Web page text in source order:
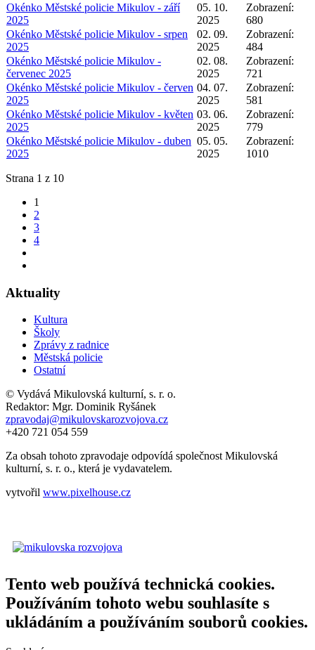
Okénko Městské policie Mikulov - září
2025
05. 10.
2025
Zobrazení:
680
Okénko Městské policie Mikulov - srpen
2025
02. 09.
2025
Zobrazení:
484
Okénko Městské policie Mikulov -
červenec 2025
02. 08.
2025
Zobrazení:
721
Okénko Městské policie Mikulov - červen
2025
04. 07.
2025
Zobrazení:
581
Okénko Městské policie Mikulov - květen
2025
03. 06.
2025
Zobrazení:
779
Okénko Městské policie Mikulov - duben
2025
05. 05.
2025
Zobrazení:
1010
Strana 1 z 10
1
2
3
4
Aktuality
Kultura
Školy
Zprávy z radnice
Městská policie
Ostatní
© Vydává Mikulovská kulturní, s. r. o.
Redaktor: Mgr. Dominik Ryšánek
zpravodaj@mikulovskarozvojova.cz
+420 721 054 559
Za obsah tohoto zpravodaje odpovídá společnost Mikulovská
kulturní, s. r. o., která je vydavatelem.
vytvořil www.pixelhouse.cz
Tento web používá technická cookies.
Používáním tohoto webu souhlasíte s
ukládáním a používáním souborů cookies.